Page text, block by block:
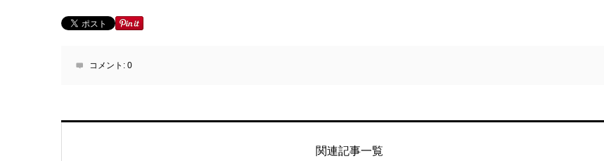
コメント: 0
関連記事一覧